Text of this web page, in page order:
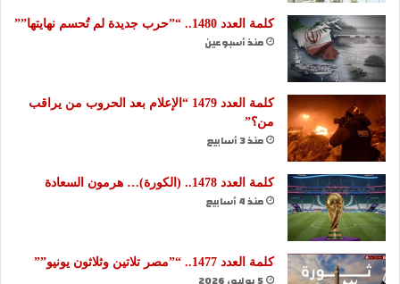
كلمة العدد 1480.. “”حرب جديدة لم تُحسم نهايتها””
منذ أسبوعين
كلمة العدد 1479 “الإعلام بعد الحروب من يراقب
من؟”
منذ 3 أسابيع
كلمة العدد 1478.. (الكورة)… هرمون السعادة
منذ 4 أسابيع
كلمة العدد 1477.. “”مصر تلاتين وثلاثون يونيو””